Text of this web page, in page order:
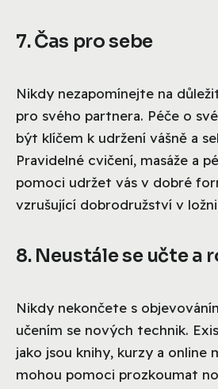
7. Čas pro sebe
Nikdy nezapomínejte na
pro svého partnera. Péče o
být klíčem k udržení vášně a
Pravidelné cvičení, masáže a
pomoci udržet vás v dobré
vzrušující dobrodružství v
8. Neustále se učte a
Nikdy nekončete s
učením se nových technik.
jako jsou knihy, kurzy a online
mohou pomoci prozkoumat